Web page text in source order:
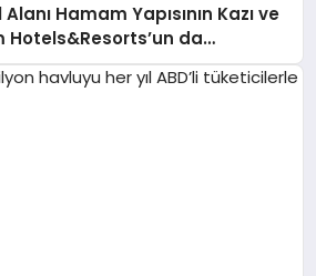
Hamam Yapısının Kazı ve
Hotels&Resorts’un da